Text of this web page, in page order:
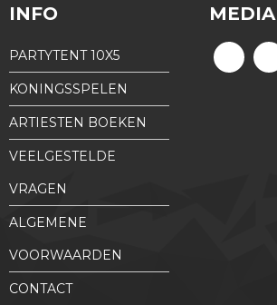
INFO
PARTYTENT 10X5
KONINGSSPELEN
ARTIESTEN BOEKEN
VEELGESTELDE
VRAGEN
ALGEMENE
VOORWAARDEN
CONTACT
MEDIA